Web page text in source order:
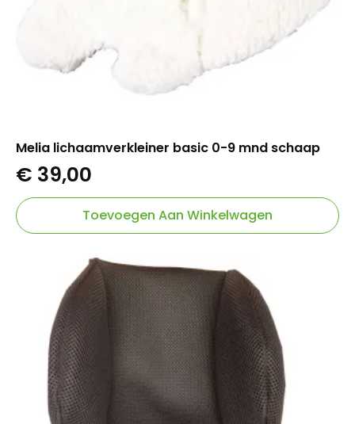
Melia lichaamverkleiner basic 0-9 mnd schaap
€ 39,00
Toevoegen Aan Winkelwagen